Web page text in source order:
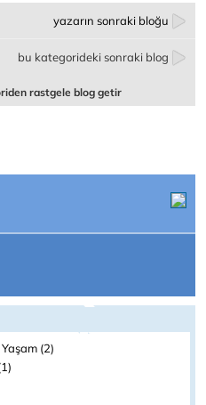
yazarın sonraki bloğu
bu kategorideki sonraki blog
rastgele blog getir
(2)